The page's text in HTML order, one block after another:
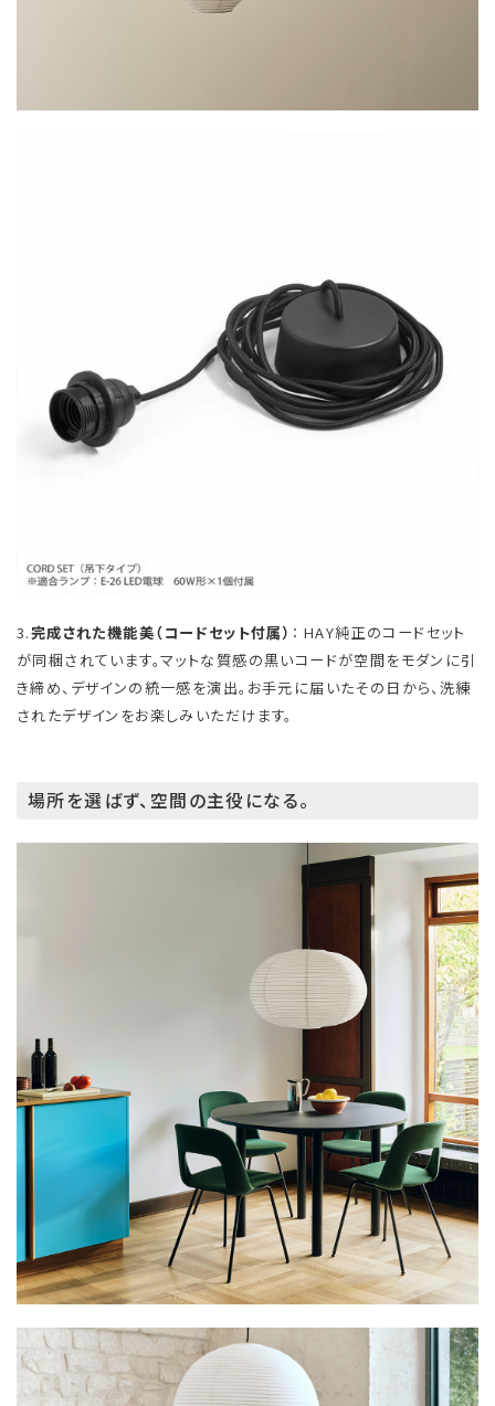
3.完成された機能美（コードセット付属） ： HAY純正のコードセット
が同梱されています。マットな質感の黒いコードが空間をモダンに引
き締め、デザインの統一感を演出。お手元に届いたその日から、洗練
されたデザインをお楽しみいただけます。
場所を選ばず、空間の主役になる。